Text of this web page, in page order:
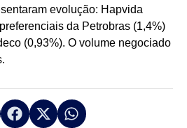
evolução: Hapvida
da Petrobras (1,4%)
(0,93%). O volume negociado